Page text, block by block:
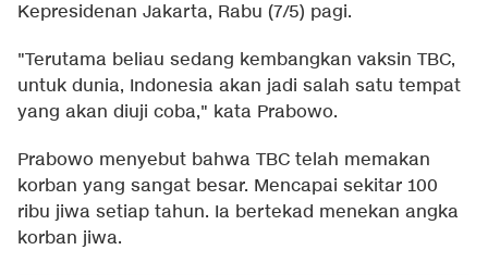
Kepresidenan Jakarta, Rabu (7/5) pagi.
"Terutama beliau sedang kembangkan vaksin TBC,
untuk dunia, Indonesia akan jadi salah satu tempat
yang akan diuji coba," kata Prabowo.
Prabowo menyebut bahwa TBC telah memakan
korban yang sangat besar. Mencapai sekitar 100
ribu jiwa setiap tahun. Ia bertekad menekan angka
korban jiwa.